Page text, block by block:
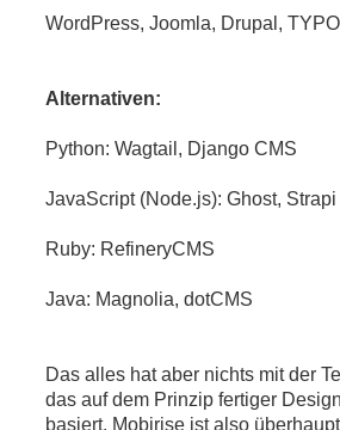
WordPress, Joomla, Drupal,
Alternativen:
Python: Wagtail, Django CMS
JavaScript (Node.js): Ghost, Strapi
Ruby: RefineryCMS
Java: Magnolia, dotCMS
Das alles hat aber nichts mit der
das auf dem Prinzip fertiger
basiert. Mobirise ist also